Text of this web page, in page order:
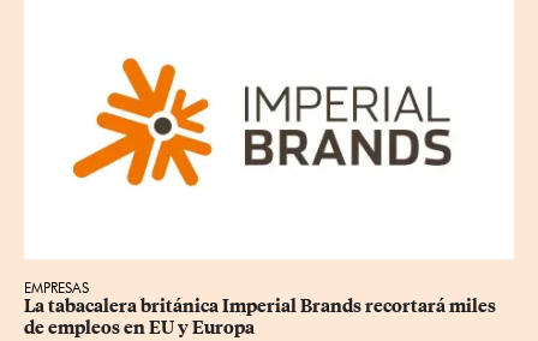
EMPRESAS
La tabacalera británica Imperial Brands recortará miles
de empleos en EU y Europa